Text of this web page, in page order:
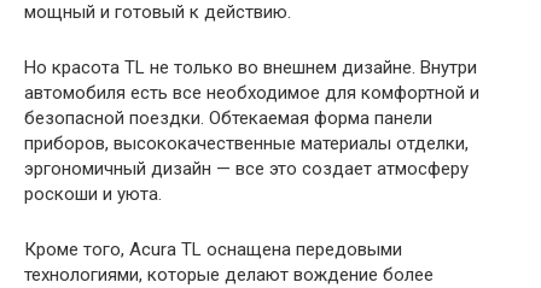
мощный и готовый к действию.
Но красота TL не только во внешнем дизайне. Внутри
автомобиля есть все необходимое для комфортной и
безопасной поездки. Обтекаемая форма панели
приборов, высококачественные материалы отделки,
эргономичный дизайн — все это создает атмосферу
роскоши и уюта.
Кроме того, Аcura TL оснащена передовыми
технологиями, которые делают вождение более